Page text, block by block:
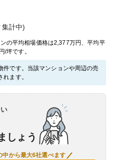
計中)
の平均相場価格は2,377万円、平均平
/坪です。
件です。当該マンションや周辺の売
ます。
しょう
中から最大6社選べます